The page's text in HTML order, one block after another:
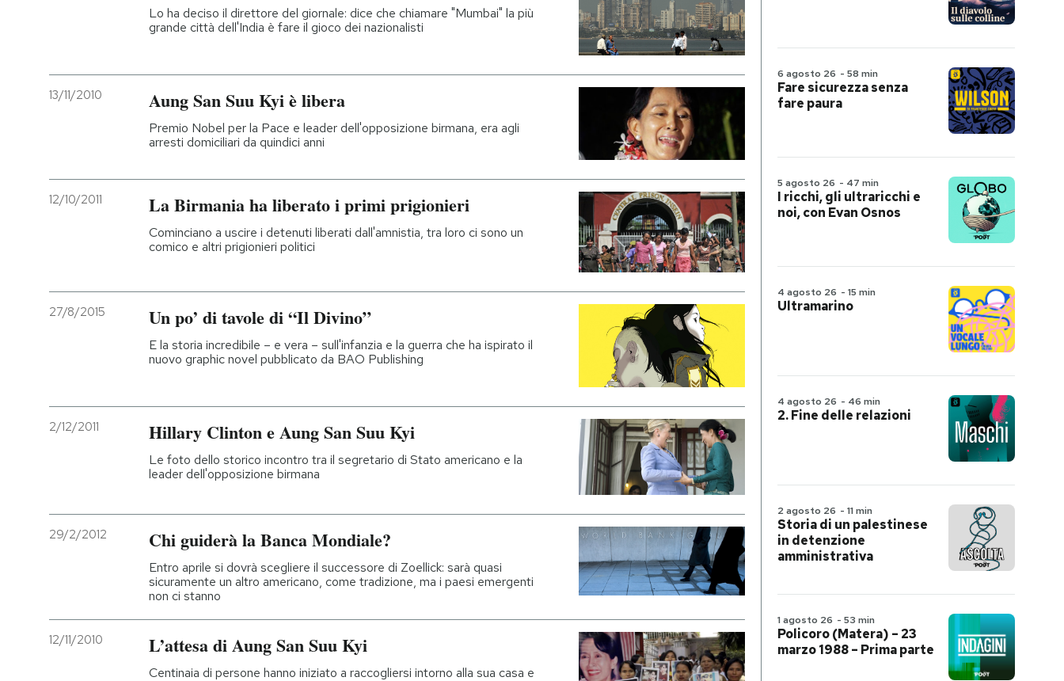
Lo ha deciso il direttore del giornale: dice che chiamare "Mumbai" la più
grande città dell'India è fare il gioco dei nazionalisti
13/11/2010 Aung San Suu Kyi è libera
Premio Nobel per la Pace e leader dell'opposizione birmana, era agli
arresti domiciliari da quindici anni
12/10/2011 La Birmania ha liberato i primi prigionieri
Cominciano a uscire i detenuti liberati dall'amnistia, tra loro ci sono un
comico e altri prigionieri politici
27/8/2015 Un po’ di tavole di “Il Divino”
E la storia incredibile – e vera – sull'infanzia e la guerra che ha ispirato il
nuovo graphic novel pubblicato da BAO Publishing
2/12/2011 Hillary Clinton e Aung San Suu Kyi
Le foto dello storico incontro tra il segretario di Stato americano e la
leader dell'opposizione birmana
29/2/2012 Chi guiderà la Banca Mondiale?
Entro aprile si dovrà scegliere il successore di Zoellick: sarà quasi
sicuramente un altro americano, come tradizione, ma i paesi emergenti
non ci stanno
12/11/2010 L’attesa di Aung San Suu Kyi
Centinaia di persone hanno iniziato a raccogliersi intorno alla sua casa e
6 agosto 26 - 58 min
Fare sicurezza senza
fare paura
5 agosto 26 - 47 min
I ricchi, gli ultraricchi e
noi, con Evan Osnos
4 agosto 26 - 15 min
Ultramarino
4 agosto 26 - 46 min
2. Fine delle relazioni
2 agosto 26 - 11 min
Storia di un palestinese
in detenzione
amministrativa
1 agosto 26 - 53 min
Policoro (Matera) – 23
marzo 1988 – Prima parte